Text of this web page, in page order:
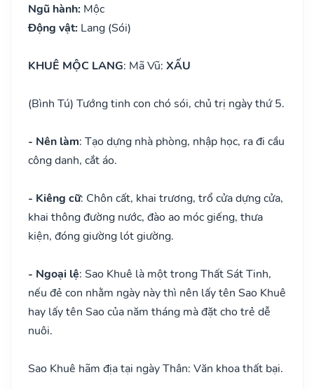
Ngũ hành: Mộc
Động vật: Lang (Sói)
KHUÊ MỘC LANG: Mã Vũ: XẤU
(Bình Tú) Tướng tinh con chó sói, chủ trị ngày thứ 5.
- Nên làm: Tạo dựng nhà phòng, nhập học, ra đi cầu
công danh, cắt áo.
- Kiêng cữ: Chôn cất, khai trương, trổ cửa dựng cửa,
khai thông đường nước, đào ao móc giếng, thưa
kiện, đóng giường lót giường.
- Ngoại lệ: Sao Khuê là một trong Thất Sát Tinh,
nếu đẻ con nhằm ngày này thì nên lấy tên Sao Khuê
hay lấy tên Sao của năm tháng mà đặt cho trẻ dễ
nuôi.
Sao Khuê hãm địa tại ngày Thân: Văn khoa thất bại.